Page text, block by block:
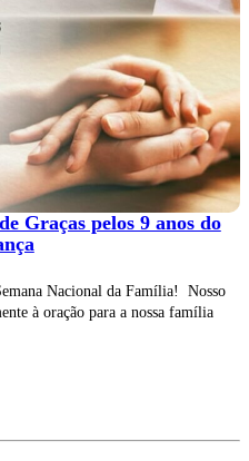
Graças pelos 9 anos do
Nacional da Família! Nosso
à oração para a nossa família